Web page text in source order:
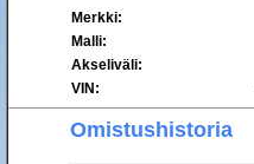
Merkki:
Malli:
Akseliväli:
VIN:
Omistushistoria